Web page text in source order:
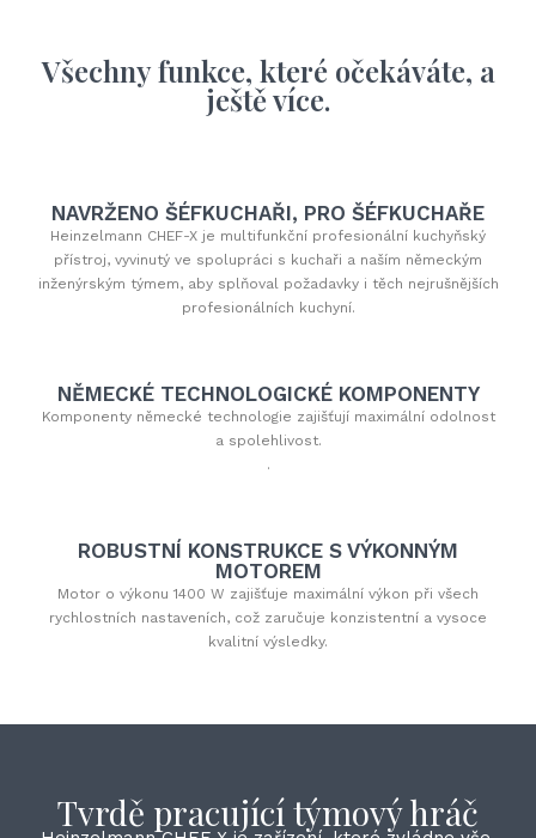
Všechny funkce, které očekáváte, a
ještě více.
NAVRŽENO ŠÉFKUCHAŘI, PRO ŠÉFKUCHAŘE
Heinzelmann CHEF-X je multifunkční profesionální kuchyňský
přístroj, vyvinutý ve spolupráci s kuchaři a naším německým
inženýrským týmem, aby splňoval požadavky i těch nejrušnějších
profesionálních kuchyní.
NĚMECKÉ TECHNOLOGICKÉ KOMPONENTY
Komponenty německé technologie zajišťují maximální odolnost
a spolehlivost.
.
ROBUSTNÍ KONSTRUKCE S VÝKONNÝM
MOTOREM
Motor o výkonu 1400 W zajišťuje maximální výkon při všech
rychlostních nastaveních, což zaručuje konzistentní a vysoce
kvalitní výsledky.
Tvrdě pracující týmový hráč